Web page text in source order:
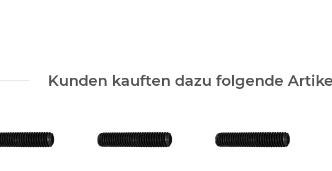
Kunden kauften dazu folgende